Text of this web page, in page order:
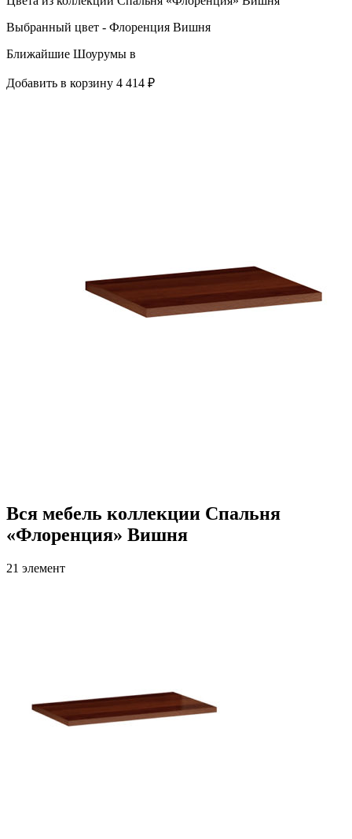
Выбранный цвет - Флоренция Вишня
Ближайшие Шоурумы в
Добавить в корзину 4 414 ₽
Вся мебель коллекции Спальня
«Флоренция» Вишня
21 элемент